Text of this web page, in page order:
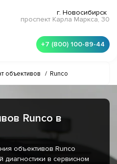
г. Новосибирск
проспект Карла Маркса, 30
+7 (800) 100-89-44
объективов / Runco
Runco в
объективов Runco
диагностики в сервисном